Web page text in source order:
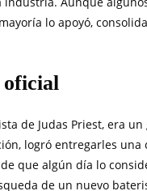
lo apoyó,
oficial
de Judas Priest, era
logró entregarles
que algún día lo
de un nuevo